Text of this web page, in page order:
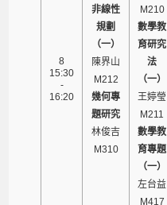
8
15:30
-
16:20
非線性
規劃
（一）
陳界山
M212
幾何專
題研究
林俊吉
M310
M210
數學教
育研究
法
（一）
王婷瑩
M211
數學教
育專題
（一）
左台益
M417